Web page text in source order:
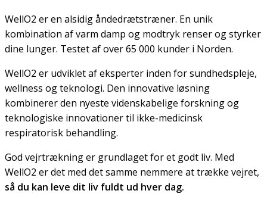
WellO2 er en alsidig åndedrætstræner. En unik
kombination af varm damp og modtryk renser og styrker
dine lunger. Testet af over 65 000 kunder i Norden.
WellO2 er udviklet af eksperter inden for sundhedspleje,
wellness og teknologi. Den innovative løsning
kombinerer den nyeste videnskabelige forskning og
teknologiske innovationer til ikke-medicinsk
respiratorisk behandling.
God vejrtrækning er grundlaget for et godt liv. Med
WellO2 er det med det samme nemmere at trække vejret,
så du kan leve dit liv fuldt ud hver dag.